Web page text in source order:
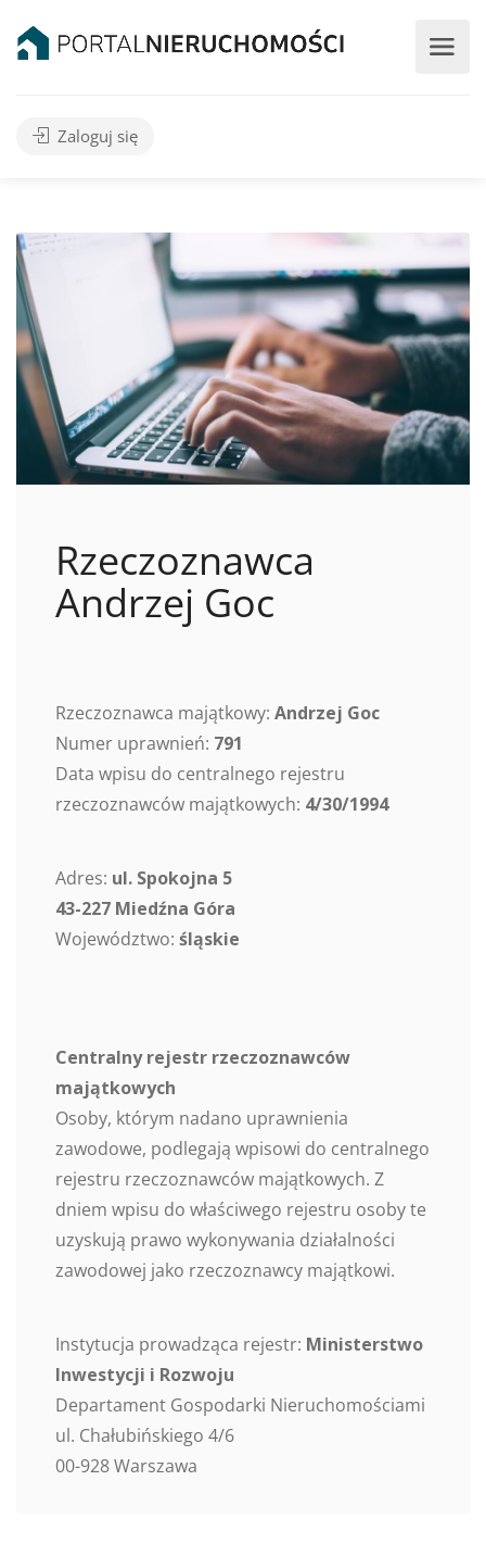
Zaloguj się
Rzeczoznawca
Andrzej Goc
Rzeczoznawca majątkowy: Andrzej Goc
Numer uprawnień: 791
Data wpisu do centralnego rejestru
rzeczoznawców majątkowych: 4/30/1994
Adres: ul. Spokojna 5
43-227 Miedźna Góra
Województwo: śląskie
Centralny rejestr rzeczoznawców
majątkowych
Osoby, którym nadano uprawnienia
zawodowe, podlegają wpisowi do centralnego
rejestru rzeczoznawców majątkowych. Z
dniem wpisu do właściwego rejestru osoby te
uzyskują prawo wykonywania działalności
zawodowej jako rzeczoznawcy majątkowi.
Instytucja prowadząca rejestr: Ministerstwo
Inwestycji i Rozwoju
Departament Gospodarki Nieruchomościami
ul. Chałubińskiego 4/6
00-928 Warszawa